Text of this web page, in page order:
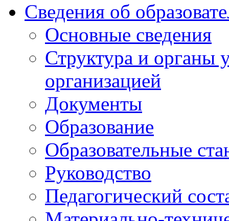
Сведения об
Основные сведения
Структура и органы
организацией
Документы
Образование
Образовательные
Руководство
Педагогический